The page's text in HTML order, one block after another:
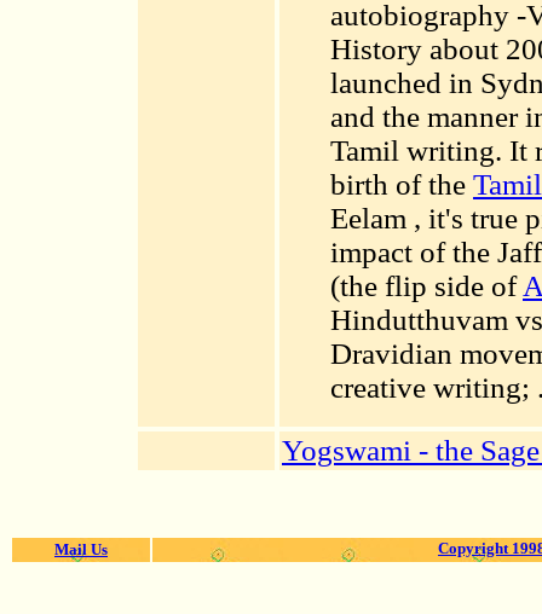
autobiography -
History about
launched in
and the manner
Tamil writing. It
birth of the
Eelam , it's true
impact of the
(the flip side of
Hindutthuvam
Dravidian
creative writing;
Yogswami - the
Mail Us Copyright